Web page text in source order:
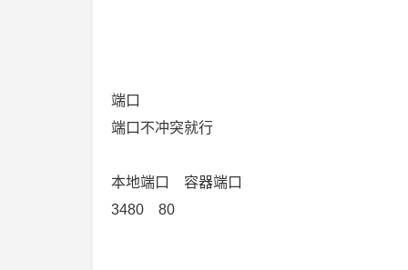
端口
端口不冲突就行
本地端口 容器端口
3480 80